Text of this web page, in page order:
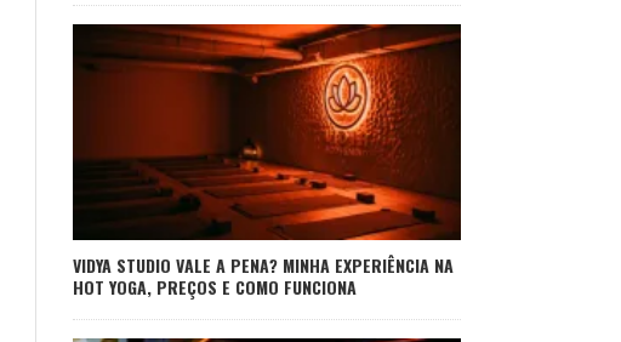
VIDYA STUDIO VALE A PENA? MINHA EXPERIÊNCIA NA
HOT YOGA, PREÇOS E COMO FUNCIONA